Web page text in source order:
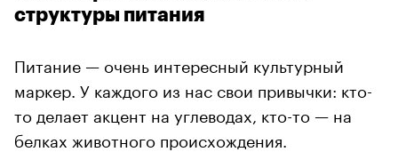
структуры питания
Питание — очень интересный культурный
маркер. У каждого из нас свои привычки: кто-
то делает акцент на углеводах, кто-то — на
белках животного происхождения.